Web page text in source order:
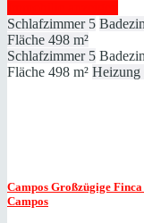
Schlafzimmer 5
Fläche 498 m²
Schlafzimmer 5
Fläche 498 m² Heizung
Campos Großzügige Finca
Campos